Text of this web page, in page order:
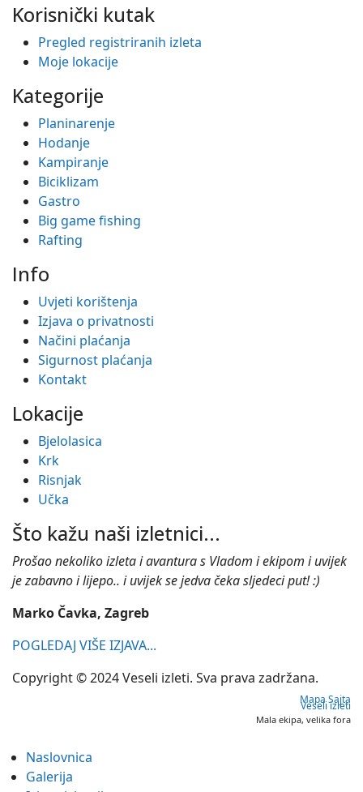
Korisnički kutak
Pregled registriranih izleta
Moje lokacije
Kategorije
Planinarenje
Hodanje
Kampiranje
Biciklizam
Gastro
Big game fishing
Rafting
Info
Uvjeti korištenja
Izjava o privatnosti
Načini plaćanja
Sigurnost plaćanja
Kontakt
Lokacije
Bjelolasica
Krk
Risnjak
Učka
Što kažu naši izletnici...
Prošao nekoliko izleta i avantura s Vladom i ekipom i uvijek
je zabavno i lijepo.. i uvijek se jedva čeka sljedeci put! :)
Marko Čavka, Zagreb
POGLEDAJ VIŠE IZJAVA...
Copyright © 2024 Veseli izleti. Sva prava zadržana.
Mapa Sajta
Veseli izleti
Mala ekipa, velika fora
Naslovnica
Galerija